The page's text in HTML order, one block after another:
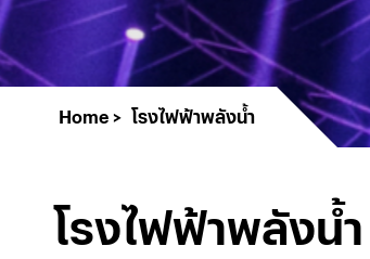
Home โรงไฟฟ้าพลังน้ำ
โรงไฟฟ้าพลังน้ำ